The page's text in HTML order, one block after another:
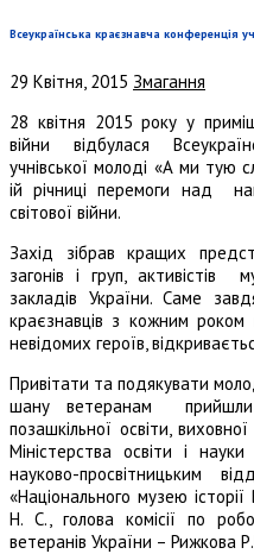
Всеукраїнська краєзнавча конференція
29 Квітня, 2015 Змагання
28 квітня 2015 року у
війни відбулася
учнівської молоді «А ми тую
ій річниці перемоги над
світової війни.
Захід зібрав кращих
загонів і груп, активістів
закладів України. Саме
краєзнавців з кожним роком
невідомих героїв,
Привітати та подякувати
шану ветеранам прийшли
позашкільної освіти,
Міністерства освіти і
науково-просвітницьким
«Національного музею
Н. С., голова комісії по
ветеранів України – Рижкова